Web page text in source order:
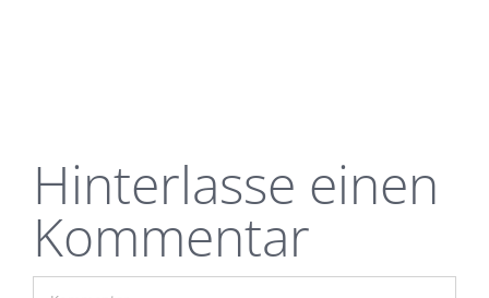
Hinterlasse einen
Kommentar